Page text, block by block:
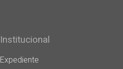
Institucional
Expediente